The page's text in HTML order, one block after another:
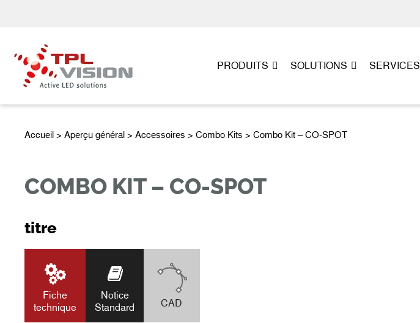
PRODUITS SOLUTIONS SERVICES
Accueil > Aperçu général > Accessoires > Combo Kits > Combo Kit – CO-SPOT
COMBO KIT – CO-SPOT
titre
Fiche
technique
Notice
Standard
CAD